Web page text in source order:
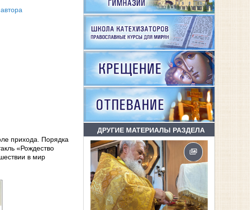
прихода. Порядка
«Рождество
в мир
ДРУГИЕ МАТЕРИАЛЫ РАЗДЕЛА